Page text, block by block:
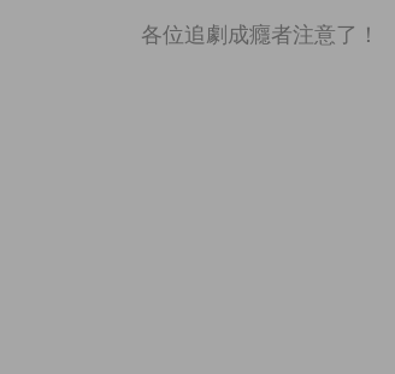
各位追劇成癮者注意了！